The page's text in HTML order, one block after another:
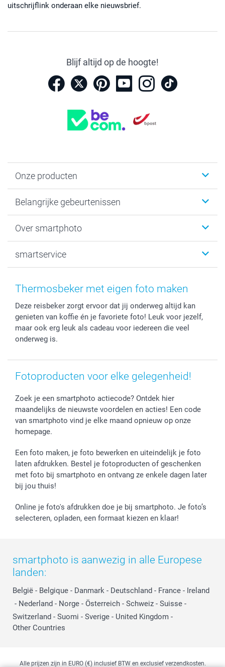
uitschrijflink onderaan elke nieuwsbrief.
Blijf altijd op de hoogte!
Onze producten
Fotogeschenken
Fotoprints, Fotoposter & Fotoalbum met fotoprints
MyNameBook
Stickers en Etiketten
Fotokaders, Decoratie en Snoepjes
Fotokalenders & Fotoagenda's
Belangrijke gebeurtenissen
Baby
Communie- en Lentefeest
Geschenken voor hem
Moederdag
Vaderdag
Verjaardag
Over smartphoto
Duurzaamheid
Voorwaarden
Klachtenregeling
Wettelijke garantie
Privacybeleid
Prijslijst
Jobs & Stages
smartservice
smartgarantie
Betalingsmogelijkheden
Grote bestellingen
Levering
smartfriends
Thermosbeker met eigen foto maken
Deze reisbeker zorgt ervoor dat jij onderweg altijd kan
genieten van koffie én je favoriete foto! Leuk voor jezelf,
maar ook erg leuk als cadeau voor iedereen die veel
onderweg is.
Fotoproducten voor elke gelegenheid!
Zoek je een smartphoto actiecode? Ontdek hier
maandelijks de nieuwste voordelen en acties! Een code
van smartphoto vind je elke maand opnieuw op onze
homepage.
Een foto maken, je foto bewerken en uiteindelijk je foto
laten afdrukken. Bestel je fotoproducten of geschenken
met foto bij smartphoto en ontvang ze enkele dagen later
bij jou thuis!
Online je foto's afdrukken doe je bij smartphoto. Je foto’s
selecteren, opladen, een formaat kiezen en klaar!
smartphoto is aanwezig in alle Europese
landen:
België - Belgique - Danmark - Deutschland - France - Ireland
- Nederland - Norge - Österreich - Schweiz - Suisse -
Switzerland - Suomi - Sverige - United Kingdom -
Other Countries
Alle prijzen zijn in EURO (€) inclusief BTW en exclusief verzendkosten.